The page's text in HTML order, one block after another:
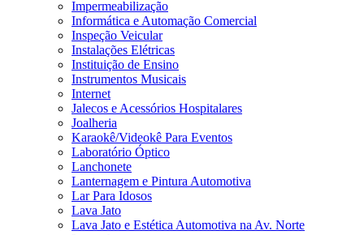
Impermeabilização
Informática e Automação Comercial
Inspeção Veicular
Instalações Elétricas
Instituição de Ensino
Instrumentos Musicais
Internet
Jalecos e Acessórios Hospitalares
Joalheria
Karaokê/Videokê Para Eventos
Laboratório Óptico
Lanchonete
Lanternagem e Pintura Automotiva
Lar Para Idosos
Lava Jato
Lava Jato e Estética Automotiva na Av. Norte